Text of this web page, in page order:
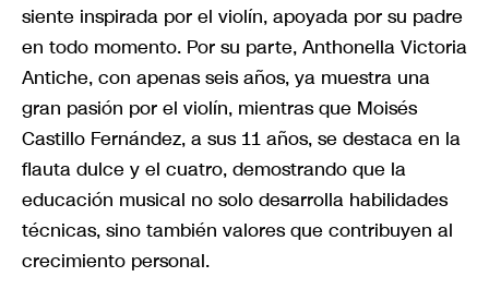
siente inspirada por el violín, apoyada por su padre
en todo momento. Por su parte, Anthonella Victoria
Antiche, con apenas seis años, ya muestra una
gran pasión por el violín, mientras que Moisés
Castillo Fernández, a sus 11 años, se destaca en la
flauta dulce y el cuatro, demostrando que la
educación musical no solo desarrolla habilidades
técnicas, sino también valores que contribuyen al
crecimiento personal.